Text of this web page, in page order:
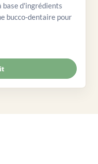
base d'ingrédients
bucco-dentaire pour